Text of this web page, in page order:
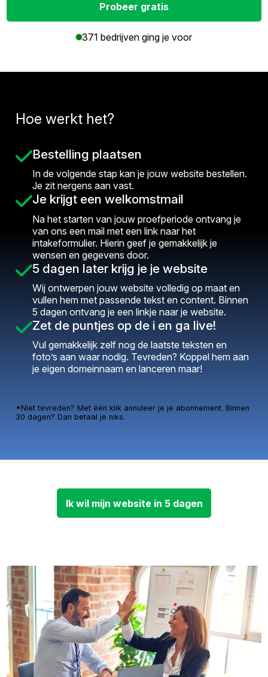
Probeer gratis
371 bedrijven ging je voor
Hoe werkt het?
Bestelling plaatsen
In de volgende stap kan je jouw website bestellen.
Je zit nergens aan vast.
Je krijgt een welkomstmail
Na het starten van jouw proefperiode ontvang je
van ons een mail met een link naar het
intakeformulier. Hierin geef je gemakkelijk je
wensen en gegevens door.
5 dagen later krijg je je website
Wij ontwerpen jouw website volledig op maat en
vullen hem met passende tekst en content. Binnen
5 dagen ontvang je een linkje naar je website.
Zet de puntjes op de i en ga live!
Vul gemakkelijk zelf nog de laatste teksten en
foto’s aan waar nodig. Tevreden? Koppel hem aan
je eigen domeinnaam en lanceren maar!
*Niet tevreden? Met één klik annuleer je je abonnement. Binnen
30 dagen? Dan betaal je niks.
Ik wil mijn website in 5 dagen